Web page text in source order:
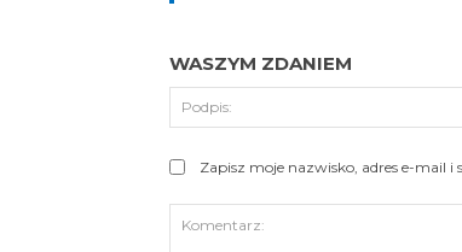
WASZYM ZDANIEM
Zapisz moje nazwisko, adres e-mail